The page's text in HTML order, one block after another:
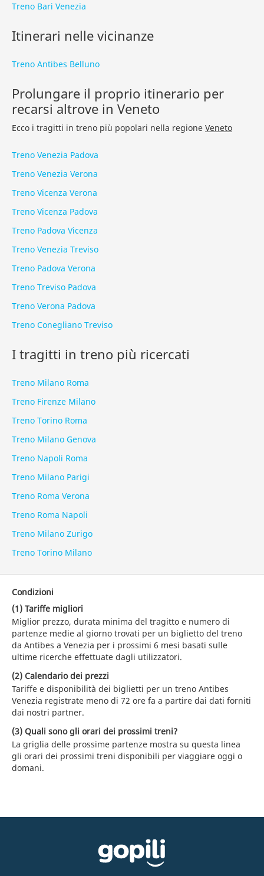
Treno Bari Venezia
Itinerari nelle vicinanze
Treno Antibes Belluno
Prolungare il proprio itinerario per
recarsi altrove in Veneto
Ecco i tragitti in treno più popolari nella regione Veneto
Treno Venezia Padova
Treno Venezia Verona
Treno Vicenza Verona
Treno Vicenza Padova
Treno Padova Vicenza
Treno Venezia Treviso
Treno Padova Verona
Treno Treviso Padova
Treno Verona Padova
Treno Conegliano Treviso
I tragitti in treno più ricercati
Treno Milano Roma
Treno Firenze Milano
Treno Torino Roma
Treno Milano Genova
Treno Napoli Roma
Treno Milano Parigi
Treno Roma Verona
Treno Roma Napoli
Treno Milano Zurigo
Treno Torino Milano
Condizioni
(1) Tariffe migliori
Miglior prezzo, durata minima del tragitto e numero di
partenze medie al giorno trovati per un biglietto del treno
da Antibes a Venezia per i prossimi 6 mesi basati sulle
ultime ricerche effettuate dagli utilizzatori.
(2) Calendario dei prezzi
Tariffe e disponibilità dei biglietti per un treno Antibes
Venezia registrate meno di 72 ore fa a partire dai dati forniti
dai nostri partner.
(3) Quali sono gli orari dei prossimi treni?
La griglia delle prossime partenze mostra su questa linea
gli orari dei prossimi treni disponibili per viaggiare oggi o
domani.